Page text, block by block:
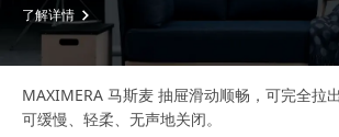
了解详情
MAXIMERA 马斯麦 抽屉滑动顺畅，可完全拉
可缓慢、轻柔、无声地关闭。